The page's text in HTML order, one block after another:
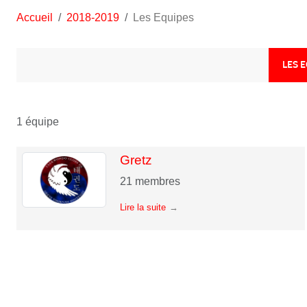
Accueil 2018-2019 Les Equipes
LES
1 équipe
Gretz
21 membres
Lire la suite